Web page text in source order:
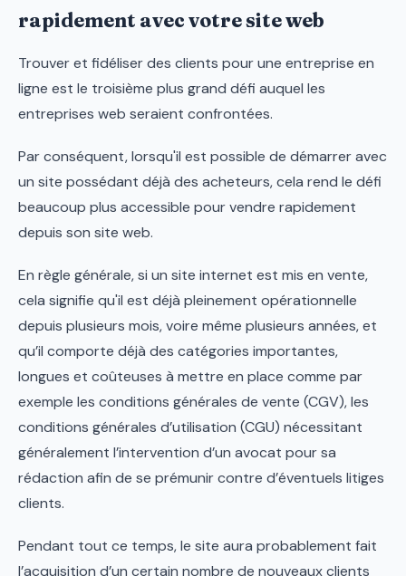
rapidement avec votre site web
Trouver et fidéliser des clients pour une entreprise en
ligne est le troisième plus grand défi auquel les
entreprises web seraient confrontées.
Par conséquent, lorsqu'il est possible de démarrer avec
un site possédant déjà des acheteurs, cela rend le défi
beaucoup plus accessible pour vendre rapidement
depuis son site web.
En règle générale, si un site internet est mis en vente,
cela signifie qu'il est déjà pleinement opérationnelle
depuis plusieurs mois, voire même plusieurs années, et
qu’il comporte déjà des catégories importantes,
longues et coûteuses à mettre en place comme par
exemple les conditions générales de vente (CGV), les
conditions générales d’utilisation (CGU) nécessitant
généralement l’intervention d’un avocat pour sa
rédaction afin de se prémunir contre d’éventuels litiges
clients.
Pendant tout ce temps, le site aura probablement fait
l’acquisition d’un certain nombre de nouveaux clients